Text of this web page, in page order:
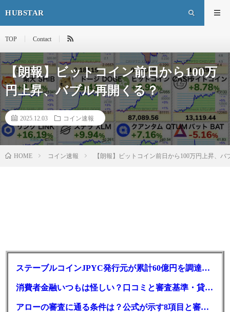
HUBSTAR
TOP Contact
【朗報】ビットコイン前日から100万
円上昇、バブル再開くる？
2025.12.03 コイン速報
HOME コイン速報 【朗報】ビットコイン前日から100万円上昇、バ
ステーブルコインJPYC発行元が累計60億円を調達、物流大手も出資参画
消費者金融いつもは怪しい？口コミと審査基準・貸付条件を調査
アローの審査に通る条件は？公式が示す8項目と審査時間